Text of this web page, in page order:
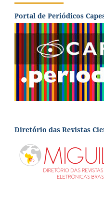
Portal de Periódicos
Diretório das Revistas